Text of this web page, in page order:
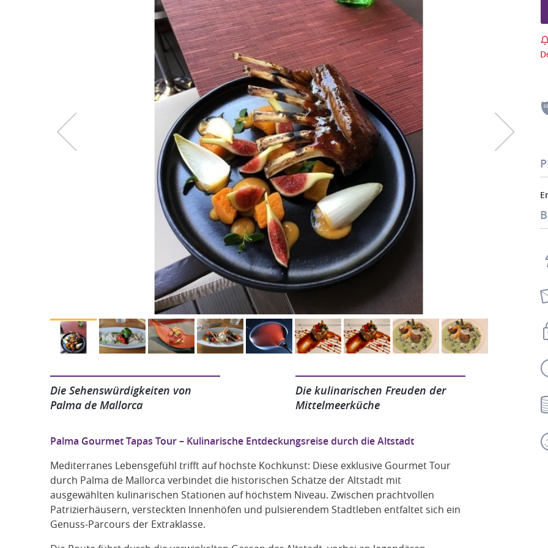
Die Sehenswürdigkeiten von
Palma de Mallorca
Die kulinarischen Freuden der
Mittelmeerküche
Palma Gourmet Tapas Tour – Kulinarische Entdeckungsreise durch die Altstadt
Mediterranes Lebensgefühl trifft auf höchste Kochkunst: Diese exklusive Gourmet Tour
durch Palma de Mallorca verbindet die historischen Schätze der Altstadt mit
ausgewählten kulinarischen Stationen auf höchstem Niveau. Zwischen prachtvollen
Patrizierhäusern, versteckten Innenhöfen und pulsierendem Stadtleben entfaltet sich ein
Genuss-Parcours der Extraklasse.